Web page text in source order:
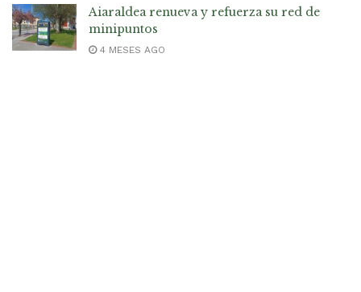
Aiaraldea renueva y refuerza su red de
minipuntos
4 MESES AGO